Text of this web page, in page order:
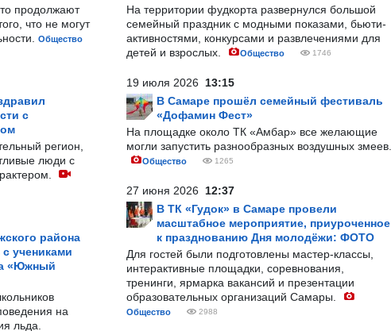
продолжают
что не могут
Общество
с
регион,
люди с
района
учениками
«Южный
на
льда.
На территории фудкорта развернулся большой
семейный праздник с модными показами, бьюти-
активностями, конкурсами и развлечениями для
детей и взрослых.
Общество 1746
19 июля 2026 13:15
В Самаре прошёл семейный фестиваль
«Дофамин Фест»
На площадке около ТК «Амбар» все желающие
могли запустить разнообразных воздушных змеев.
Общество 1265
27 июня 2026 12:37
В ТК «Гудок» в Самаре провели
масштабное мероприятие, приуроченное
к празднованию Дня молодёжи: ФОТО
Для гостей были подготовлены мастер-классы,
интерактивные площадки, соревнования,
тренинги, ярмарка вакансий и презентации
образовательных организаций Самары.
Общество 2988